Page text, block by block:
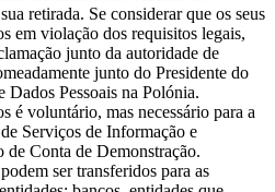
retirada. Se considerar que os seus
em violação dos requisitos legais,
junto da autoridade de
junto do Presidente do
Dados Pessoais na Polónia.
é voluntário, mas necessário para a
Serviços de Informação e
de Conta de Demonstração.
ser transferidos para as